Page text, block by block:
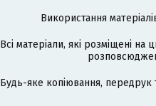
Використання
Всі матеріали, які розміщені на
Будь-яке копіювання, передрук